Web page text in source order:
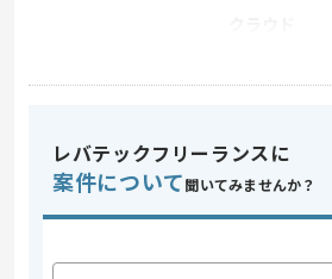
ム
特徴
レバテックフリーランスに
案件について 聞いてみませんか？